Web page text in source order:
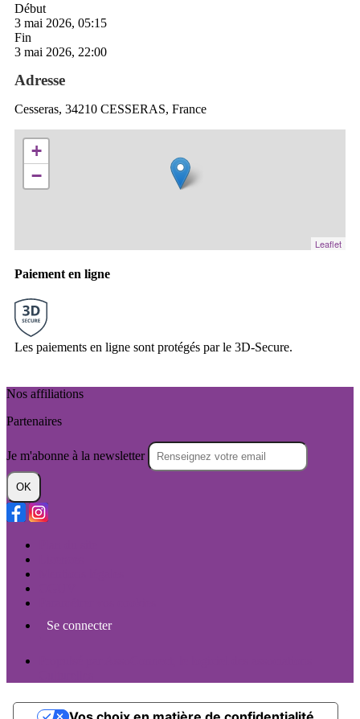
Début
3 mai 2026, 05:15
Fin
3 mai 2026, 22:00
Adresse
Cesseras, 34210 CESSERAS, France
+
−
Leaflet
Paiement en ligne
Les paiements en ligne sont protégés par le 3D-Secure.
Nos affiliations
Partenaires
Je m'abonne à la newsletter
OK
Se connecter